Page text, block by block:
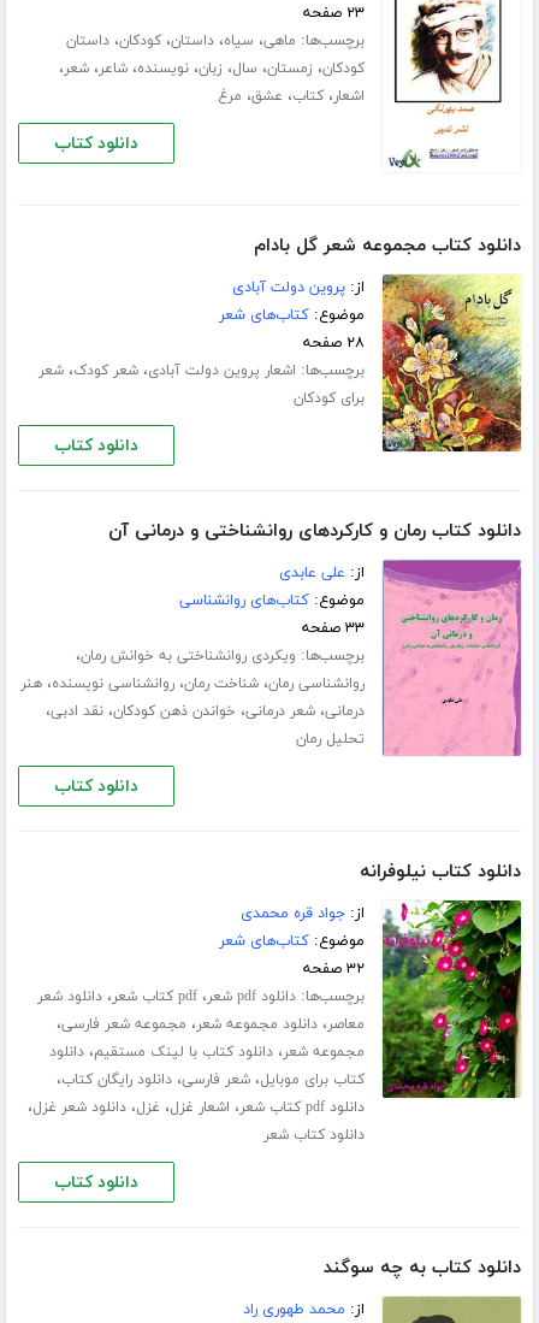
۲۳ صفحه
برچسب‌ها: ماهی، سیاه،داستان،کودکان،داستان
کودکان، زمستان، سال، زبان،نویسنده،شاعر،شعر،
اشعار،کتاب، عشق، مرغ
دانلود کتاب
دانلود کتاب مجموعه شعر گل بادام
از:پروین دولت آبادی
موضوع:کتاب‌های شعر
۲۸ صفحه
برچسب‌ها: اشعار پروین دولت آبادی،شعر کودک،شعر
برای کودکان
دانلود کتاب
دانلود کتاب رمان و کارکردهای روانشناختی و درمانی آن
از: علی عابدی
موضوع:کتاب‌های روانشناسی
۳۳ صفحه
برچسب‌ها: ویکردی روانشناختی به خوانش رمان،
روانشناسی رمان،شناخت رمان،روانشناسی نویسنده،هنر
درمانی،شعر درمانی، خواندن ذهن کودکان،نقد ادبی،
تحلیل رمان
دانلود کتاب
دانلود کتاب نیلوفرانه
از:جواد قره محمدی
موضوع:کتاب‌های شعر
۳۲ صفحه
برچسب‌ها:دانلود pdf شعر ،pdf کتاب شعر ،دانلود شعر
معاصر،دانلود مجموعه شعر، مجموعه شعر فارسی،
مجموعه شعر،دانلود کتاب با لینک مستقیم،دانلود
کتاب برای موبایل،شعر فارسی،دانلود رایگان کتاب،
دانلود pdf کتاب شعر ، اشعار غزل، غزل،دانلود شعر غزل،
دانلود کتاب شعر
دانلود کتاب
دانلود کتاب به چه سوگند
از: محمد طهوری راد